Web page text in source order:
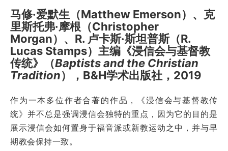
马修·爱默生（Matthew Emerson）、克
里斯托弗·摩根（Christopher
Morgan）、 R. 卢卡斯·斯坦普斯（R.
Lucas Stamps）主编《浸信会与基督教
传统》（Baptists and the Christian
Tradition），B&H学术出版社，2019
作为一本多位作者合著的作品，《浸信会与基督教传
统》并不总是强调浸信会独特的重点，因为它的目的是
展示浸信会如何置身于福音派或新教运动之中，并与早
期教会保持一致。